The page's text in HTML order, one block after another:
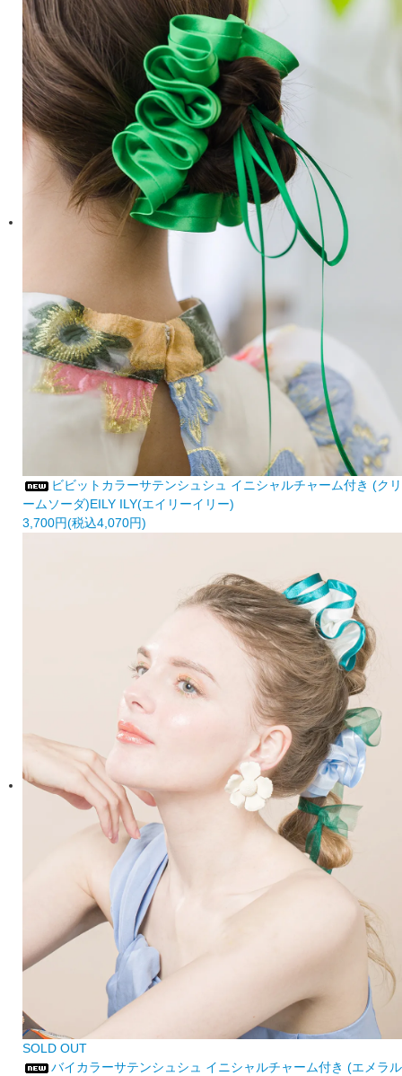
ビビットカラーサテンシュシュ イニシャルチャーム付き (クリ
ームソーダ)EILY ILY(エイリーイリー)
3,700円(税込4,070円)
SOLD OUT
バイカラーサテンシュシュ イニシャルチャーム付き (エメラル